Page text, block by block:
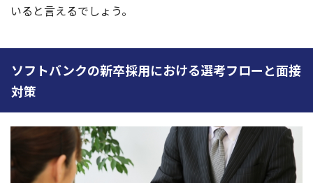
いると言えるでしょう。
ソフトバンクの新卒採用における選考フローと面接
対策